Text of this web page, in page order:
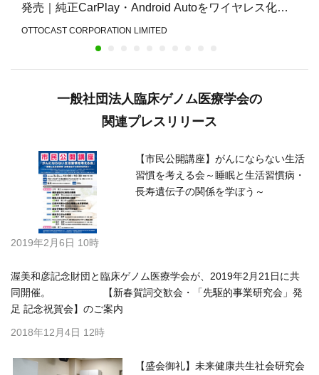
発売｜純正CarPlay・Android Autoをワイヤレス化
し、乗車後すぐ使える快適な車
OTTOCAST CORPORATION LIMITED
一般社団法人臨床ゲノム医療学会の
関連プレスリリース
【市民公開講座】がんにならない生活
習慣を考える会～睡眠と生活習慣病・
長寿遺伝子の関係を学ぼう～
2019年2月6日 10時
渥美和彦記念財団と臨床ゲノム医療学会が、2019年2月21日に共
同開催。 【新春賀詞交歓会・「先駆的事業研究会」発
足 記念祝賀会】のご案内
2018年12月4日 12時
【盛会御礼】未来健康共生社会研究会